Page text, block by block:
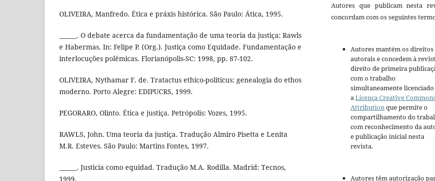
OLIVEIRA, Manfredo. Ética e práxis histórica. São Paulo: Ática, 1995.
______. O debate acerca da fundamentação de uma teoria da justiça: Rawls
e Habermas. In: Felipe P. (Org.). Justiça como Equidade. Fundamentação e
interlocuções polêmicas. Florianópolis-SC: 1998, pp. 87-102.
OLIVEIRA, Nythamar F. de. Tratactus ethico-politicus: genealogia do ethos
moderno. Porto Alegre: EDIPUCRS, 1999.
PEGORARO, Olinto. Ética e justiça. Petrópolis: Vozes, 1995.
RAWLS, John. Uma teoria da justiça. Tradução Almiro Pisetta e Lenita
M.R. Esteves. São Paulo: Martins Fontes, 1997.
______. Justicia como equidad. Tradução M.A. Rodilla. Madrid: Tecnos,
1999.
Autores que publicam nesta
concordam com os seguintes
Autores mantém os direitos
autorais e concedem à
direito de primeira
com o trabalho
simultaneamente
aLicença Creative
Attributionque permite o
compartilhamento do
com reconhecimento da
e publicação inicial nesta
revista.
Autores têm autorização